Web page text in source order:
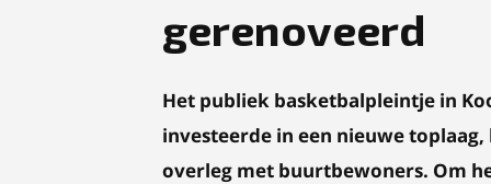
gerenoveerd
Het publiek basketbalpleintje in
investeerde in een nieuwe
overleg met buurtbewoners. Om